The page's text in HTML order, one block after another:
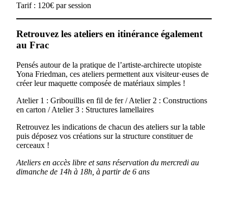
Tarif : 120€ par session
Retrouvez les ateliers en itinérance également
au Frac
Pensés autour de la pratique de l’artiste-archirecte utopiste
Yona Friedman, ces ateliers permettent aux visiteur·euses de
créer leur maquette composée de matériaux simples !
Atelier 1 : Gribouillis en fil de fer / Atelier 2 : Constructions
en carton / Atelier 3 : Structures lamellaires
Retrouvez les indications de chacun des ateliers sur la table
puis déposez vos créations sur la structure constituer de
cerceaux !
Ateliers en accès libre et sans réservation du mercredi au
dimanche de 14h à 18h, à partir de 6 ans